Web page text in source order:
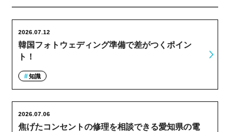
韓国フォトウェディング準備で差がつくポイン
ト！
2026.07.12
知識
焦げたコンセントの修理を相談できる愛知県の電
2026.07.06